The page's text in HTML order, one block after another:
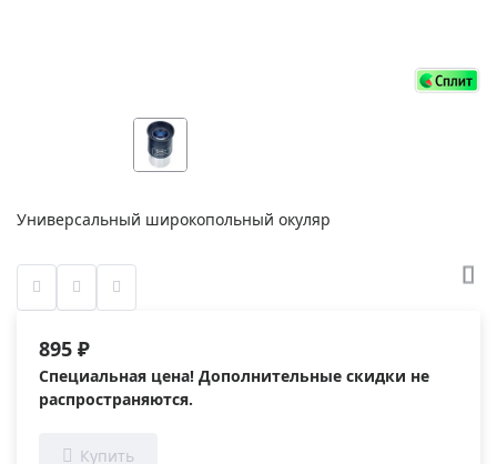
Универсальный широкопольный окуляр
895 ₽
Специальная цена! Дополнительные скидки не
распространяются.